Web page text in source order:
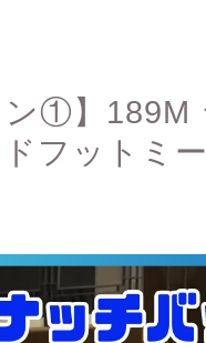
ン①】189M
ドフットミ